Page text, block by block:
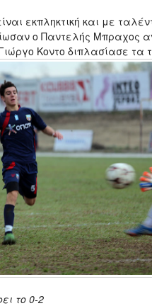
εκπληκτική και με
ο Παντελής Μπραχος
Κοντο διπλασίασε τα
το 0-2